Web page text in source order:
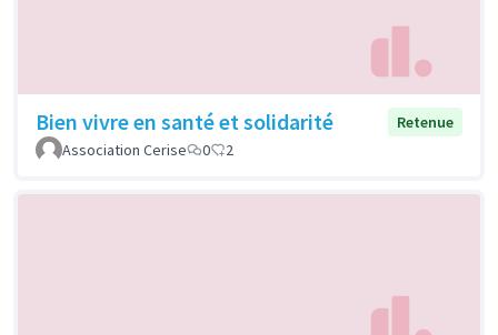
Bien vivre en santé et solidarité
Retenue
Association Cerise
0 2